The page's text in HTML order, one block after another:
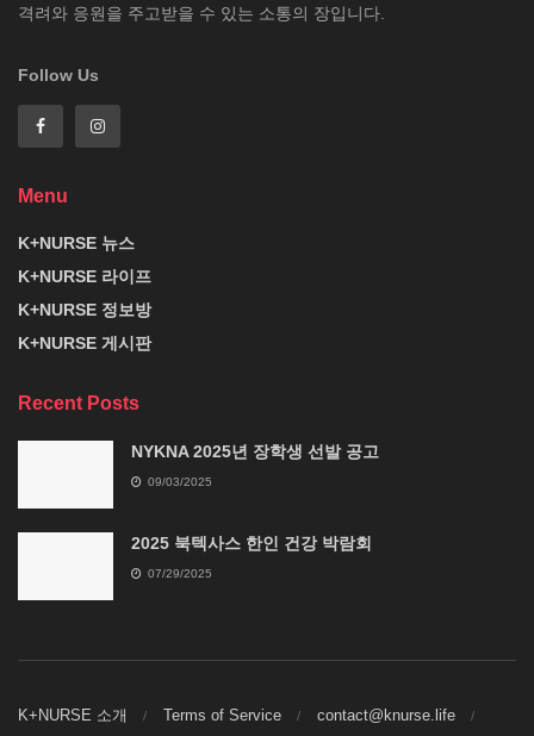
격려와 응원을 주고받을 수 있는 소통의 장입니다.
Follow Us
Menu
K+NURSE 뉴스
K+NURSE 라이프
K+NURSE 정보방
K+NURSE 게시판
Recent Posts
NYKNA 2025년 장학생 선발 공고
09/03/2025
2025 북텍사스 한인 건강 박람회
07/29/2025
K+NURSE 소개 Terms of Service contact@knurse.life